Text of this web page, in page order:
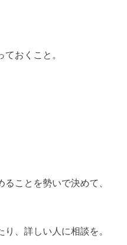
ておくこと。
ことを勢いで決めて、
、詳しい人に相談を。